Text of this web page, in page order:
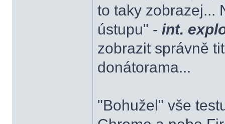
to taky zobrazej...
ústupu" - int.
zobrazit správně
donátorama...
"Bohužel" vše